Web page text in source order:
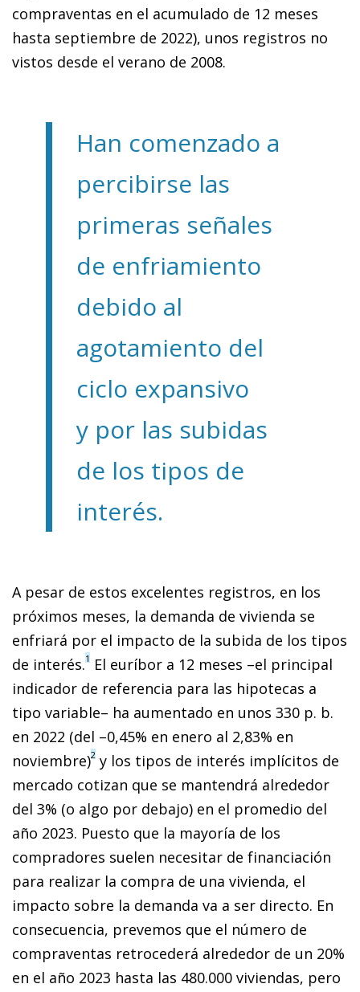
compraventas en el acumulado de 12 meses
hasta septiembre de 2022), unos registros no
vistos desde el verano de 2008.
Han comenzado a
percibirse las
primeras señales
de enfriamiento
debido al
agotamiento del
ciclo expansivo
y por las subidas
de los tipos de
interés.
A pesar de estos excelentes registros, en los
próximos meses, la demanda de vivienda se
enfriará por el impacto de la subida de los tipos
de interés.1 El euríbor a 12 meses –el principal
indicador de referencia para las hipotecas a
tipo variable– ha aumentado en unos 330 p. b.
en 2022 (del –0,45% en enero al 2,83% en
noviembre)2 y los tipos de interés implícitos de
mercado cotizan que se mantendrá alrededor
del 3% (o algo por debajo) en el promedio del
año 2023. Puesto que la mayoría de los
compradores suelen necesitar de financiación
para realizar la compra de una vivienda, el
impacto sobre la demanda va a ser directo. En
consecuencia, prevemos que el número de
compraventas retrocederá alrededor de un 20%
en el año 2023 hasta las 480.000 viviendas, pero